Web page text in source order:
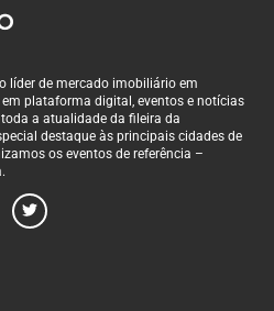
líder de mercado imobiliário em
plataforma digital, eventos e notícias
a atualidade da fileira da
destaque às principais cidades de
os eventos de referência –